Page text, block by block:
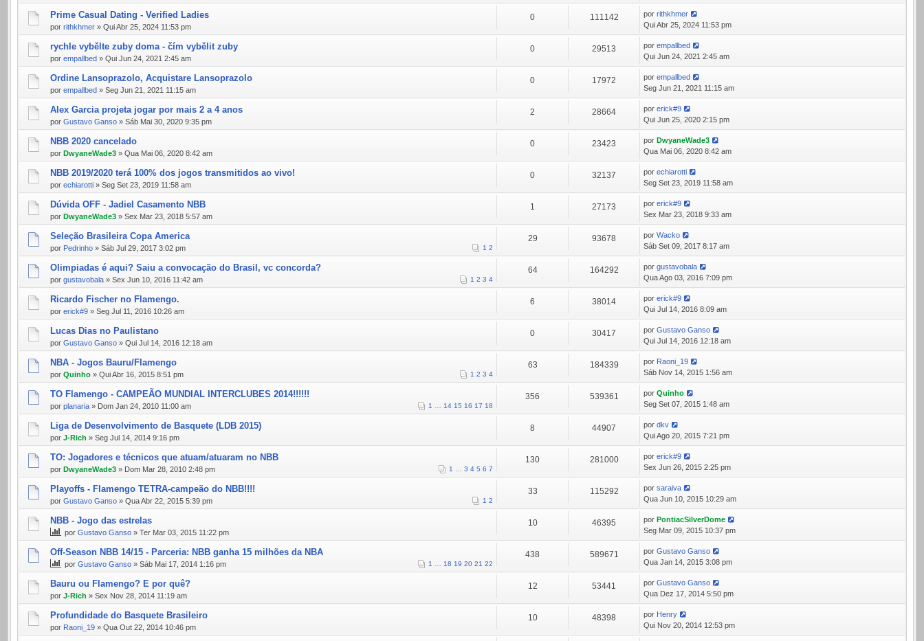
Prime Сasual Dating - Verified Ladies
por rithkhmer » Qui Abr 25, 2024 11:53 pm
0 111142 porrithkhmer
Qui Abr 25, 2024 11:53 pm
rychle vybělte zuby doma - čím vybělit zuby
por empallbed » Qui Jun 24, 2021 2:45 am
0 29513 porempallbed
Qui Jun 24, 2021 2:45 am
Ordine Lansoprazolo, Acquistare Lansoprazolo
por empallbed » Seg Jun 21, 2021 11:15 am
0 17972 porempallbed
Seg Jun 21, 2021 11:15 am
Alex Garcia projeta jogar por mais 2 a 4 anos
por Gustavo Ganso » Sáb Mai 30, 2020 9:35 pm
2 28664 porerick#9
Qui Jun 25, 2020 2:15 pm
NBB 2020 cancelado
por DwyaneWade3 » Qua Mai 06, 2020 8:42 am
0 23423 porDwyaneWade3
Qua Mai 06, 2020 8:42 am
NBB 2019/2020 terá 100% dos jogos transmitidos ao vivo!
por echiarotti » Seg Set 23, 2019 11:58 am
0 32137 porechiarotti
Seg Set 23, 2019 11:58 am
Dúvida OFF - Jadiel Casamento NBB
por DwyaneWade3 » Sex Mar 23, 2018 5:57 am
1 27173 porerick#9
Sex Mar 23, 2018 9:33 am
Seleção Brasileira Copa America
por Pedrinho » Sáb Jul 29, 2017 3:02 pm 1 2
29 93678 porWacko
Sáb Set 09, 2017 8:17 am
Olimpiadas é aqui? Saiu a convocação do Brasil, vc concorda?
por gustavobala » Sex Jun 10, 2016 11:42 am 1 2 3 4
64 164292 porgustavobala
Qua Ago 03, 2016 7:09 pm
Ricardo Fischer no Flamengo.
por erick#9 » Seg Jul 11, 2016 10:26 am
6 38014 porerick#9
Qui Jul 14, 2016 8:09 am
Lucas Dias no Paulistano
por Gustavo Ganso » Qui Jul 14, 2016 12:18 am
0 30417 porGustavo Ganso
Qui Jul 14, 2016 12:18 am
NBA - Jogos Bauru/Flamengo
por Quinho » Qui Abr 16, 2015 8:51 pm 1 2 3 4
63 184339 por Raoni_19
Sáb Nov 14, 2015 1:56 am
TO Flamengo - CAMPEÃO MUNDIAL INTERCLUBES 2014!!!!!!
por planaria » Dom Jan 24, 2010 11:00 am 1 14 15 16 17 18
356 539361 porQuinho
Seg Set 07, 2015 1:48 am
Liga de Desenvolvimento de Basquete (LDB 2015)
por J-Rich » Seg Jul 14, 2014 9:16 pm
8 44907 pordkv
Qui Ago 20, 2015 7:21 pm
TO: Jogadores e técnicos que atuam/atuaram no NBB
por DwyaneWade3 » Dom Mar 28, 2010 2:48 pm 1 3 4 5 6 7
130 281000 porerick#9
Sex Jun 26, 2015 2:25 pm
Playoffs - Flamengo TETRA-campeão do NBB!!!!
por Gustavo Ganso » Qua Abr 22, 2015 5:39 pm 1 2
33 115292 porsaraiva
Qua Jun 10, 2015 10:29 am
NBB - Jogo das estrelas
por Gustavo Ganso » Ter Mar 03, 2015 11:22 pm
10 46395 porPontiacSilverDome
Seg Mar 09, 2015 10:37 pm
Off-Season NBB 14/15 - Parceria: NBB ganha 15 milhões da NBA
por Gustavo Ganso » Sáb Mai 17, 2014 1:16 pm 1 18 19 20 21 22
438 589671 porGustavo Ganso
Qua Jan 14, 2015 3:08 pm
Bauru ou Flamengo? E por quê?
por J-Rich » Sex Nov 28, 2014 11:19 am
12 53441 porGustavo Ganso
Qua Dez 17, 2014 5:50 pm
Profundidade do Basquete Brasileiro
por Raoni_19 » Qua Out 22, 2014 10:46 pm
10 48398 por Henry
Qui Nov 20, 2014 12:53 pm